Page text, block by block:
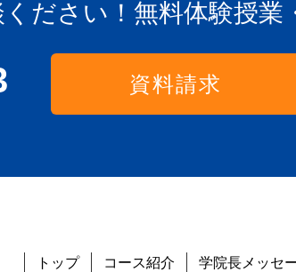
ださい！ 無料体験授業
資料請求
トップ コース紹介 学院長メッセ